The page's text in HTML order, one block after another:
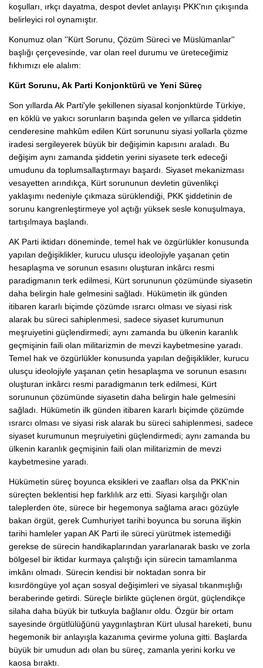
koşulları, ırkçı dayatma, despot devlet anlayışı PKK'nın çıkışında
belirleyici rol oynamıştır.
Konumuz olan ''Kürt Sorunu, Çözüm Süreci ve Müslümanlar''
başlığı çerçevesinde, var olan reel durumu ve üreteceğimiz
fıkhımızı ele alalım:
Kürt Sorunu, Ak Parti Konjonktürü ve Yeni Süreç
Son yıllarda Ak Parti'yle şekillenen siyasal konjonktürde Türkiye,
en köklü ve yakıcı sorunların başında gelen ve yıllarca şiddetin
cenderesine mahkûm edilen Kürt sorununu siyasi yollarla çözme
iradesi sergileyerek büyük bir değişimin kapısını araladı. Bu
değişim aynı zamanda şiddetin yerini siyasete terk edeceği
umudunu da toplumsallaştırmayı başardı. Siyaset mekanizması
vesayetten arındıkça, Kürt sorununun devletin güvenlikçi
yaklaşımı nedeniyle çıkmaza sürüklendiği, PKK şiddetinin de
sorunu kangrenleştirmeye yol açtığı yüksek sesle konuşulmaya,
tartışılmaya başlandı.
AK Parti iktidarı döneminde, temel hak ve özgürlükler konusunda
yapılan değişiklikler, kurucu ulusçu ideolojiyle yaşanan çetin
hesaplaşma ve sorunun esasını oluşturan inkârcı resmi
paradigmanın terk edilmesi, Kürt sorununun çözümünde siyasetin
daha belirgin hale gelmesini sağladı. Hükümetin ilk günden
itibaren kararlı biçimde çözümde ısrarcı olması ve siyasi risk
alarak bu süreci sahiplenmesi, sadece siyaset kurumunun
meşruiyetini güçlendirmedi; aynı zamanda bu ülkenin karanlık
geçmişinin faili olan militarizmin de mevzi kaybetmesine yaradı.
Temel hak ve özgürlükler konusunda yapılan değişiklikler, kurucu
ulusçu ideolojiyle yaşanan çetin hesaplaşma ve sorunun esasını
oluşturan inkârcı resmi paradigmanın terk edilmesi, Kürt
sorununun çözümünde siyasetin daha belirgin hale gelmesini
sağladı. Hükümetin ilk günden itibaren kararlı biçimde çözümde
ısrarcı olması ve siyasi risk alarak bu süreci sahiplenmesi, sadece
siyaset kurumunun meşruiyetini güçlendirmedi; aynı zamanda bu
ülkenin karanlık geçmişinin faili olan militarizmin de mevzi
kaybetmesine yaradı.
Hükümetin süreç boyunca eksikleri ve zaafları olsa da PKK'nin
süreçten beklentisi hep farklılık arz etti. Siyasi karşılığı olan
taleplerden öte, sürece bir hegemonya sağlama aracı gözüyle
bakan örgüt, gerek Cumhuriyet tarihi boyunca bu soruna ilişkin
tarihi hamleler yapan AK Parti ile süreci yürütmek istemediği
gerekse de sürecin handikaplarından yararlanarak baskı ve zorla
bölgesel bir iktidar kurmaya çalıştığı için sürecin tamamlanma
imkânı olmadı. Sürecin kendisi bir noktadan sonra bir
kısırdöngüye yol açan sosyal değişimleri ve siyasal tıkanmışlığı
beraberinde getirdi. Süreçle birlikte güçlenen örgüt, güçlendikçe
silaha daha büyük bir tutkuyla bağlanır oldu. Özgür bir ortam
sayesinde örgütlülüğünü yaygınlaştıran Kürt ulusal hareketi, bunu
hegemonik bir anlayışla kazanıma çevirme yoluna gitti. Başlarda
büyük bir umudun adı olan bu süreç, zamanla yerini korku ve
kaosa bıraktı.